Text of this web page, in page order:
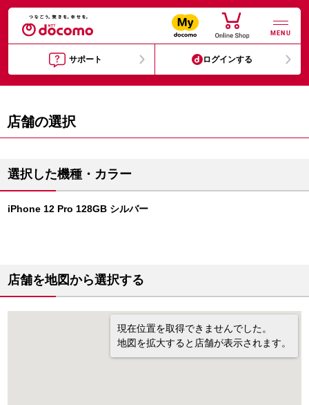
MENU
サポート ログインする
店舗の選択
選択した機種・カラー
iPhone 12 Pro 128GB シルバー
店舗を地図から選択する
現在位置を取得できませんでした。
地図を拡大すると店舗が表示されます。